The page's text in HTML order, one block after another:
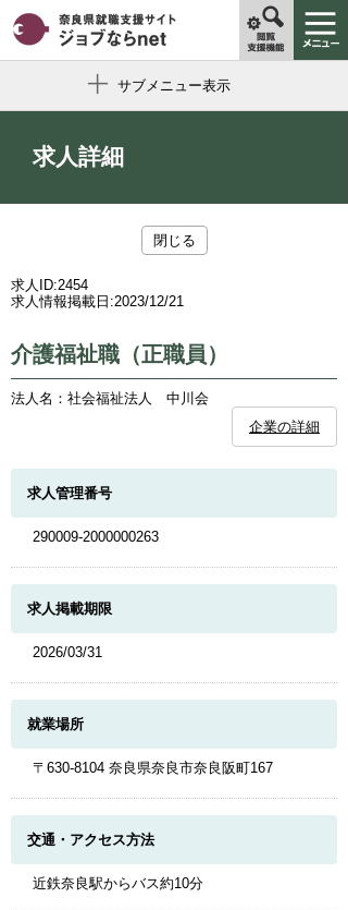
サブメニュー表示
求人詳細
閉じる
求人ID:2454
求人情報掲載日:2023/12/21
介護福祉職（正職員）
法人名：社会福祉法人 中川会
企業の詳細
求人管理番号
290009-2000000263
求人掲載期限
2026/03/31
就業場所
〒630-8104 奈良県奈良市奈良阪町167
交通・アクセス方法
近鉄奈良駅からバス約10分